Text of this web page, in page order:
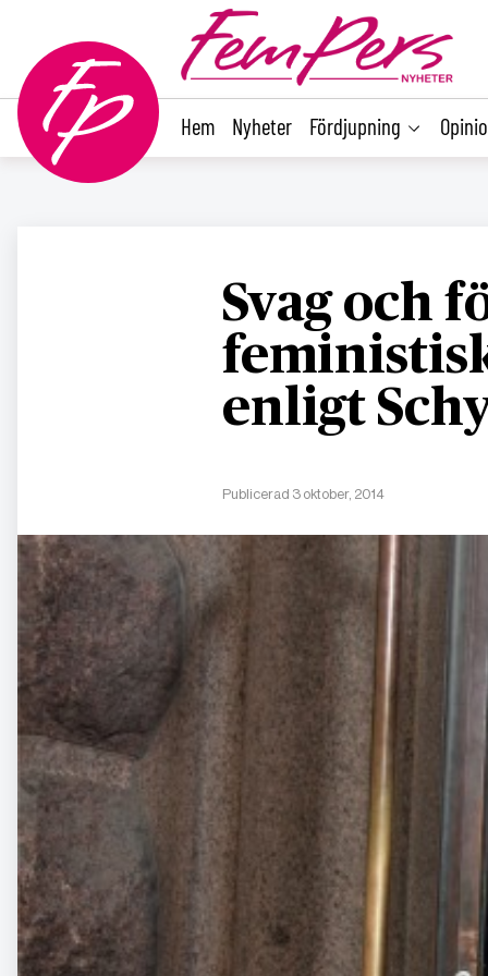
Hem Nyheter Fördjupning
Svag och
enligt
Publicerad 3 oktober, 2014